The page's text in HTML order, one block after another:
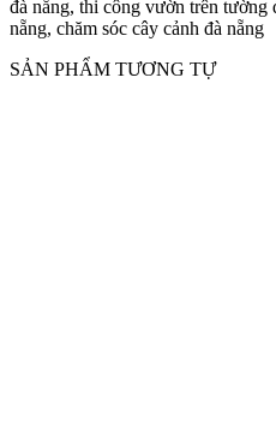
đà nẵng, thi công vườn trên tường
nẵng, chăm sóc cây cảnh đà nẵng
SẢN PHẨM TƯƠNG TỰ